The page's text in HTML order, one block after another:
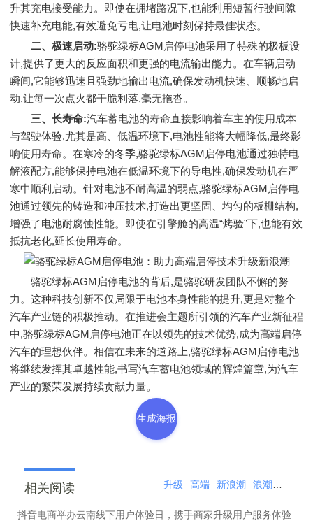
升其充电接受能力。即使在拥堵路况下,也能利用短暂行驶间隙
快速补充电能,有效避免亏电,让电池时刻保持最佳状态。
二、 极速启动:骆驼绿标AGM启停电池采用了特殊的极板设
计,提供了更大的反应面积和更强的电流输出能力。在车辆启动
瞬间,它能够迅速且强劲地输出电流,确保发动机快速、顺畅地启
动,让每一次点火都干脆利落,毫无拖沓。
三、 长寿命:汽车蓄电池的寿命直接影响着车主的使用成本
与驾驶体验,尤其是高、低温环境下,电池性能将大幅降低,最终影
响使用寿命。在寒冷的冬季,骆驼绿标AGM启停电池通过独特电
解液配方,能够保持电池在低温环境下的导电性,确保发动机在严
寒中顺利启动。针对电池不耐高温的弱点,骆驼绿标AGM启停电
池通过领先的铸造和冲压技术,打造出更坚固、均匀的板栅结构,
增强了电池耐腐蚀性能。即使在引擎舱的高温“烤验”下,也能有效
抵抗老化,延长使用寿命。
骆驼绿标AGM启停电池的背后,是骆驼研发团队不懈的努
力。这种科技创新不仅局限于电池本身性能的提升,更是对整个
汽车产业链的积极推动。在推进会主题所引领的汽车产业新征程
中,骆驼绿标AGM启停电池正在以领先的技术优势,成为高端启停
汽车的理想伙伴。相信在未来的道路上,骆驼绿标AGM启停电池
将继续发挥其卓越性能,书写汽车蓄电池领域的辉煌篇章,为汽车
产业的繁荣发展持续贡献力量。
生成海报
相关阅读 升级 高端 新浪潮 浪潮
抖音电商举办云南线下用户体验日，携手商家升级用户服务体验